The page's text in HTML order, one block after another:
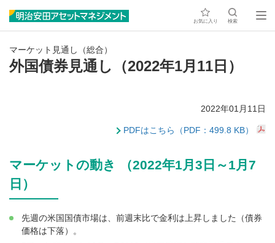
お気に入り 検索
マーケット見通し（総合）
外国債券見通し（2022年1月11日）
2022年01月11日
PDFはこちら（PDF：499.8 KB）
マーケットの動き （2022年1月3日～1月7
日）
先週の米国国債市場は、前週末比で金利は上昇しました（債券
価格は下落）。